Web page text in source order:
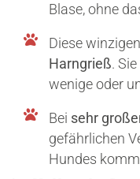
Blase, ohne
Diese
Harngrieß.
wenige oder
Bei sehr
gefährlichen
Hundes